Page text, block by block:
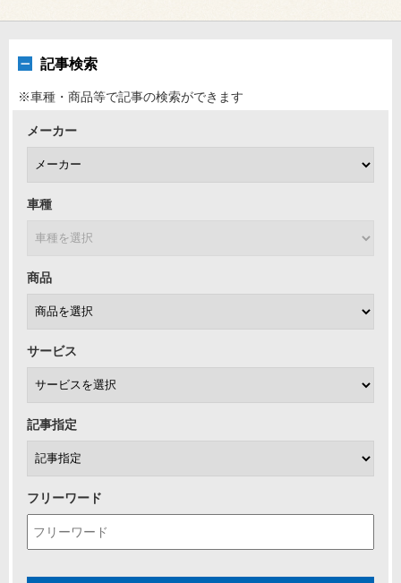
記事検索
※車種・商品等で記事の検索ができます
メーカー
車種
商品
サービス
記事指定
フリーワード